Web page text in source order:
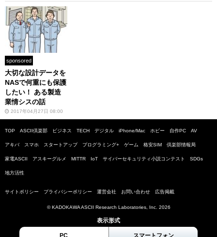
sponsored
大切な設計データを
NASで何重にも保護
したい！ ある製造
業情シスの話
2017年04月27日 08:00
TOP ASCII倶楽部 ビジネス TECH デジタル iPhone/Mac ホビー 自作PC AV
アキバ スマホ スタートアップ プログラミング+ ゲーム 格安SIM 倶楽部情報局
家電ASCII アスキーグルメ MITTR IoT サイバーセキュリティ小説コンテスト SDGs
地方活性
サイトポリシー プライバシーポリシー 運営会社 お問い合わせ 広告掲載
© KADOKAWA ASCII Research Laboratories, Inc. 2026
表示形式